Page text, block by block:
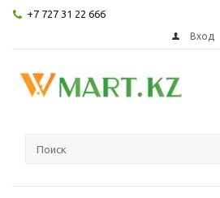
+7 727 31 22 666
Вход